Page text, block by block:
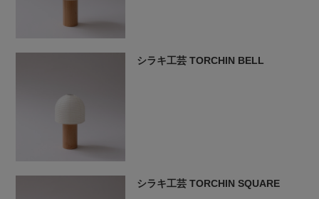
シラキ工芸 TORCHIN BELL
シラキ工芸 TORCHIN SQUARE